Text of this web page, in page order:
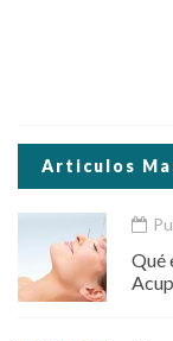
Articulos
Qué